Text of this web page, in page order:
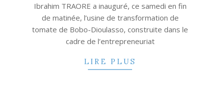
Ibrahim TRAORE a inauguré, ce samedi en fin
de matinée, l’usine de transformation de
tomate de Bobo-Dioulasso, construite dans le
cadre de l’entrepreneuriat
LIRE PLUS